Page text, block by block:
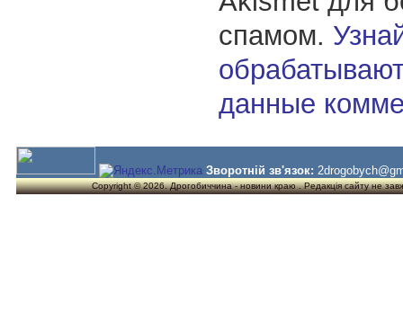
спамом.
данные
Зворотній зв'язок:
Copyright © 2026. Дрогобиччина - новини краю . Редакція сайту не